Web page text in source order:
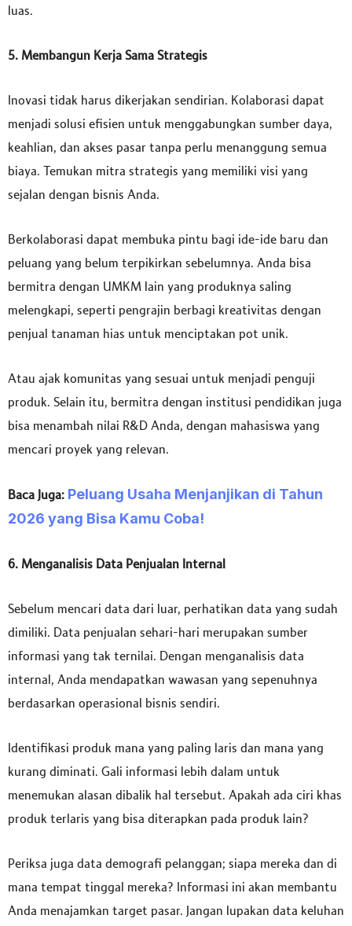
luas.
5. Membangun Kerja Sama Strategis
Inovasi tidak harus dikerjakan sendirian. Kolaborasi dapat
menjadi solusi efisien untuk menggabungkan sumber daya,
keahlian, dan akses pasar tanpa perlu menanggung semua
biaya. Temukan mitra strategis yang memiliki visi yang
sejalan dengan bisnis Anda.
Berkolaborasi dapat membuka pintu bagi ide-ide baru dan
peluang yang belum terpikirkan sebelumnya. Anda bisa
bermitra dengan UMKM lain yang produknya saling
melengkapi, seperti pengrajin berbagi kreativitas dengan
penjual tanaman hias untuk menciptakan pot unik.
Atau ajak komunitas yang sesuai untuk menjadi penguji
produk. Selain itu, bermitra dengan institusi pendidikan juga
bisa menambah nilai R&D Anda, dengan mahasiswa yang
mencari proyek yang relevan.
Baca Juga: Peluang Usaha Menjanjikan di Tahun
2026 yang Bisa Kamu Coba!
6. Menganalisis Data Penjualan Internal
Sebelum mencari data dari luar, perhatikan data yang sudah
dimiliki. Data penjualan sehari-hari merupakan sumber
informasi yang tak ternilai. Dengan menganalisis data
internal, Anda mendapatkan wawasan yang sepenuhnya
berdasarkan operasional bisnis sendiri.
Identifikasi produk mana yang paling laris dan mana yang
kurang diminati. Gali informasi lebih dalam untuk
menemukan alasan dibalik hal tersebut. Apakah ada ciri khas
produk terlaris yang bisa diterapkan pada produk lain?
Periksa juga data demografi pelanggan; siapa mereka dan di
mana tempat tinggal mereka? Informasi ini akan membantu
Anda menajamkan target pasar. Jangan lupakan data keluhan